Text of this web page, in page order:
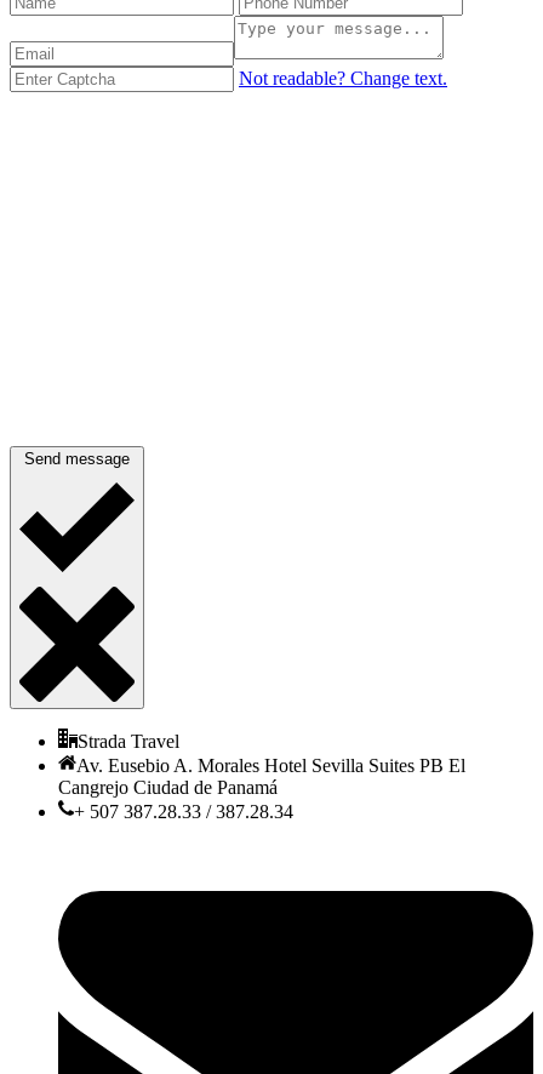
Not readable? Change text.
Send message
Strada Travel
Av. Eusebio A. Morales Hotel Sevilla Suites PB El
Cangrejo Ciudad de Panamá
+ 507 387.28.33 / 387.28.34